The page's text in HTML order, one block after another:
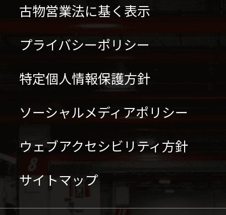
古物営業法に基く表示
プライバシーポリシー
特定個人情報保護方針
ソーシャルメディアポリシー
ウェブアクセシビリティ方針
サイトマップ